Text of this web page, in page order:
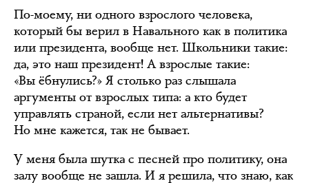
По-моему, ни одного взрослого человека,
который бы верил в Навального как в политика
или президента, вообще нет. Школьники такие:
да, это наш президент! А взрослые такие:
«Вы ёбнулись?» Я столько раз слышала
аргументы от взрослых типа: а кто будет
управлять страной, если нет альтернативы?
Но мне кажется, так не бывает.
У меня была шутка с песней про политику, она
залу вообще не зашла. И я решила, что знаю, как